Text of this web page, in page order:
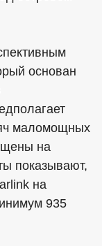
основан
маломощных
на
показывают,
на
935